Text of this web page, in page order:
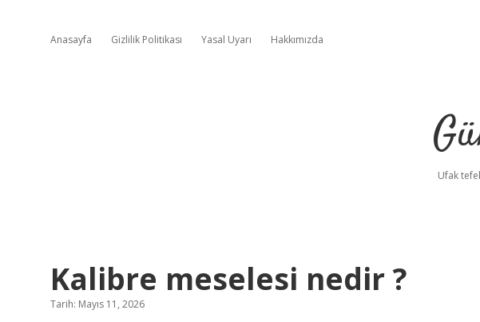
Anasayfa Gizlilik Politikası Yasal Uyarı Hakkımızda
Ufak
Kalibre meselesi nedir ?
Tarih: Mayıs 11, 2026